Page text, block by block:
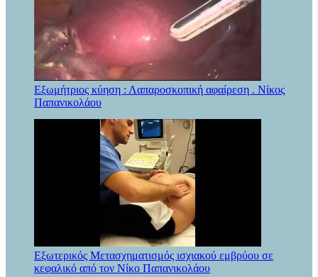
Εξωμήτριος κύηση : Λαπαροσκοπική αφαίρεση . Νίκος
Παπανικολάου
Εξωτερικός Μετασχηματισμός ισχιακού εμβρύου σε
κεφαλικό από τον Νίκο Παπανικολάου